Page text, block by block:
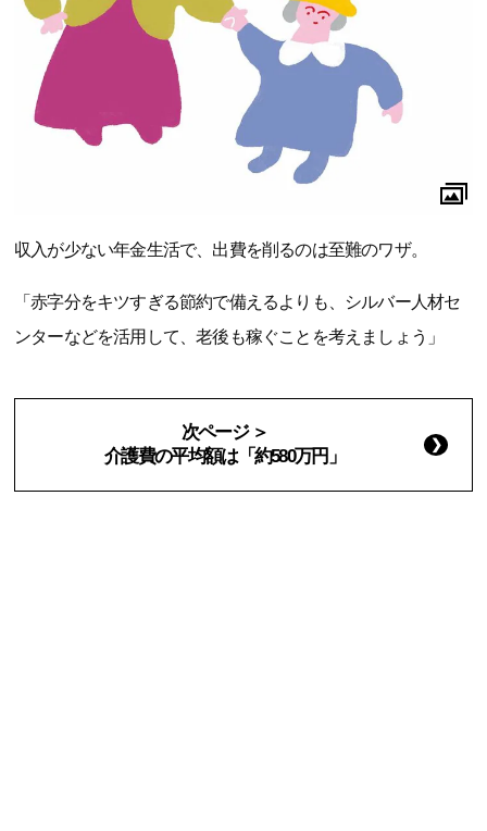
収入が少ない年金生活で、出費を削るのは至難のワザ。
「赤字分をキツすぎる節約で備えるよりも、シルバー人材セ
ンターなどを活用して、老後も稼ぐことを考えましょう」
次ページ ＞
介護費の平均額は「約580万円」